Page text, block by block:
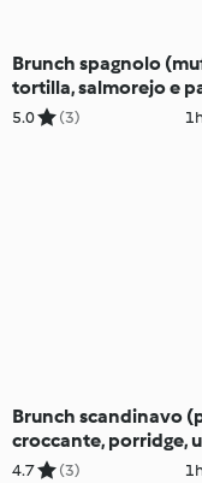
Brunch spagnolo
tortilla, salmorejo e
all'aglio e pomodoro)
5.0 (3)
Brunch scandinavo
croccante, porridge,
in camicia e gamberi)
4.7 (3)